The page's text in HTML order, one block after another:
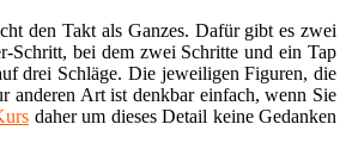
den Takt als Ganzes. Dafür gibt es zwei
Schritt, bei dem zwei Schritte und ein Tap
drei Schläge. Die jeweiligen Figuren, die
anderen Art ist denkbar einfach, wenn Sie
daher um dieses Detail keine Gedanken